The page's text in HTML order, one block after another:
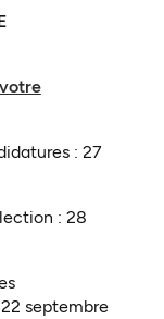
onglet)
: 27
: 28
septembre